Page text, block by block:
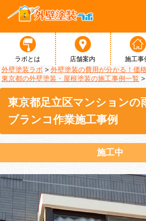
ラボとは 店舗案内 施工事
外壁塗装ラボ > 外壁塗装の費用が分かる！価
東京都の外壁塗装・屋根塗装の施工事例一覧 >
東京都足立区マンションの
ブランコ作業施工事例
施工中